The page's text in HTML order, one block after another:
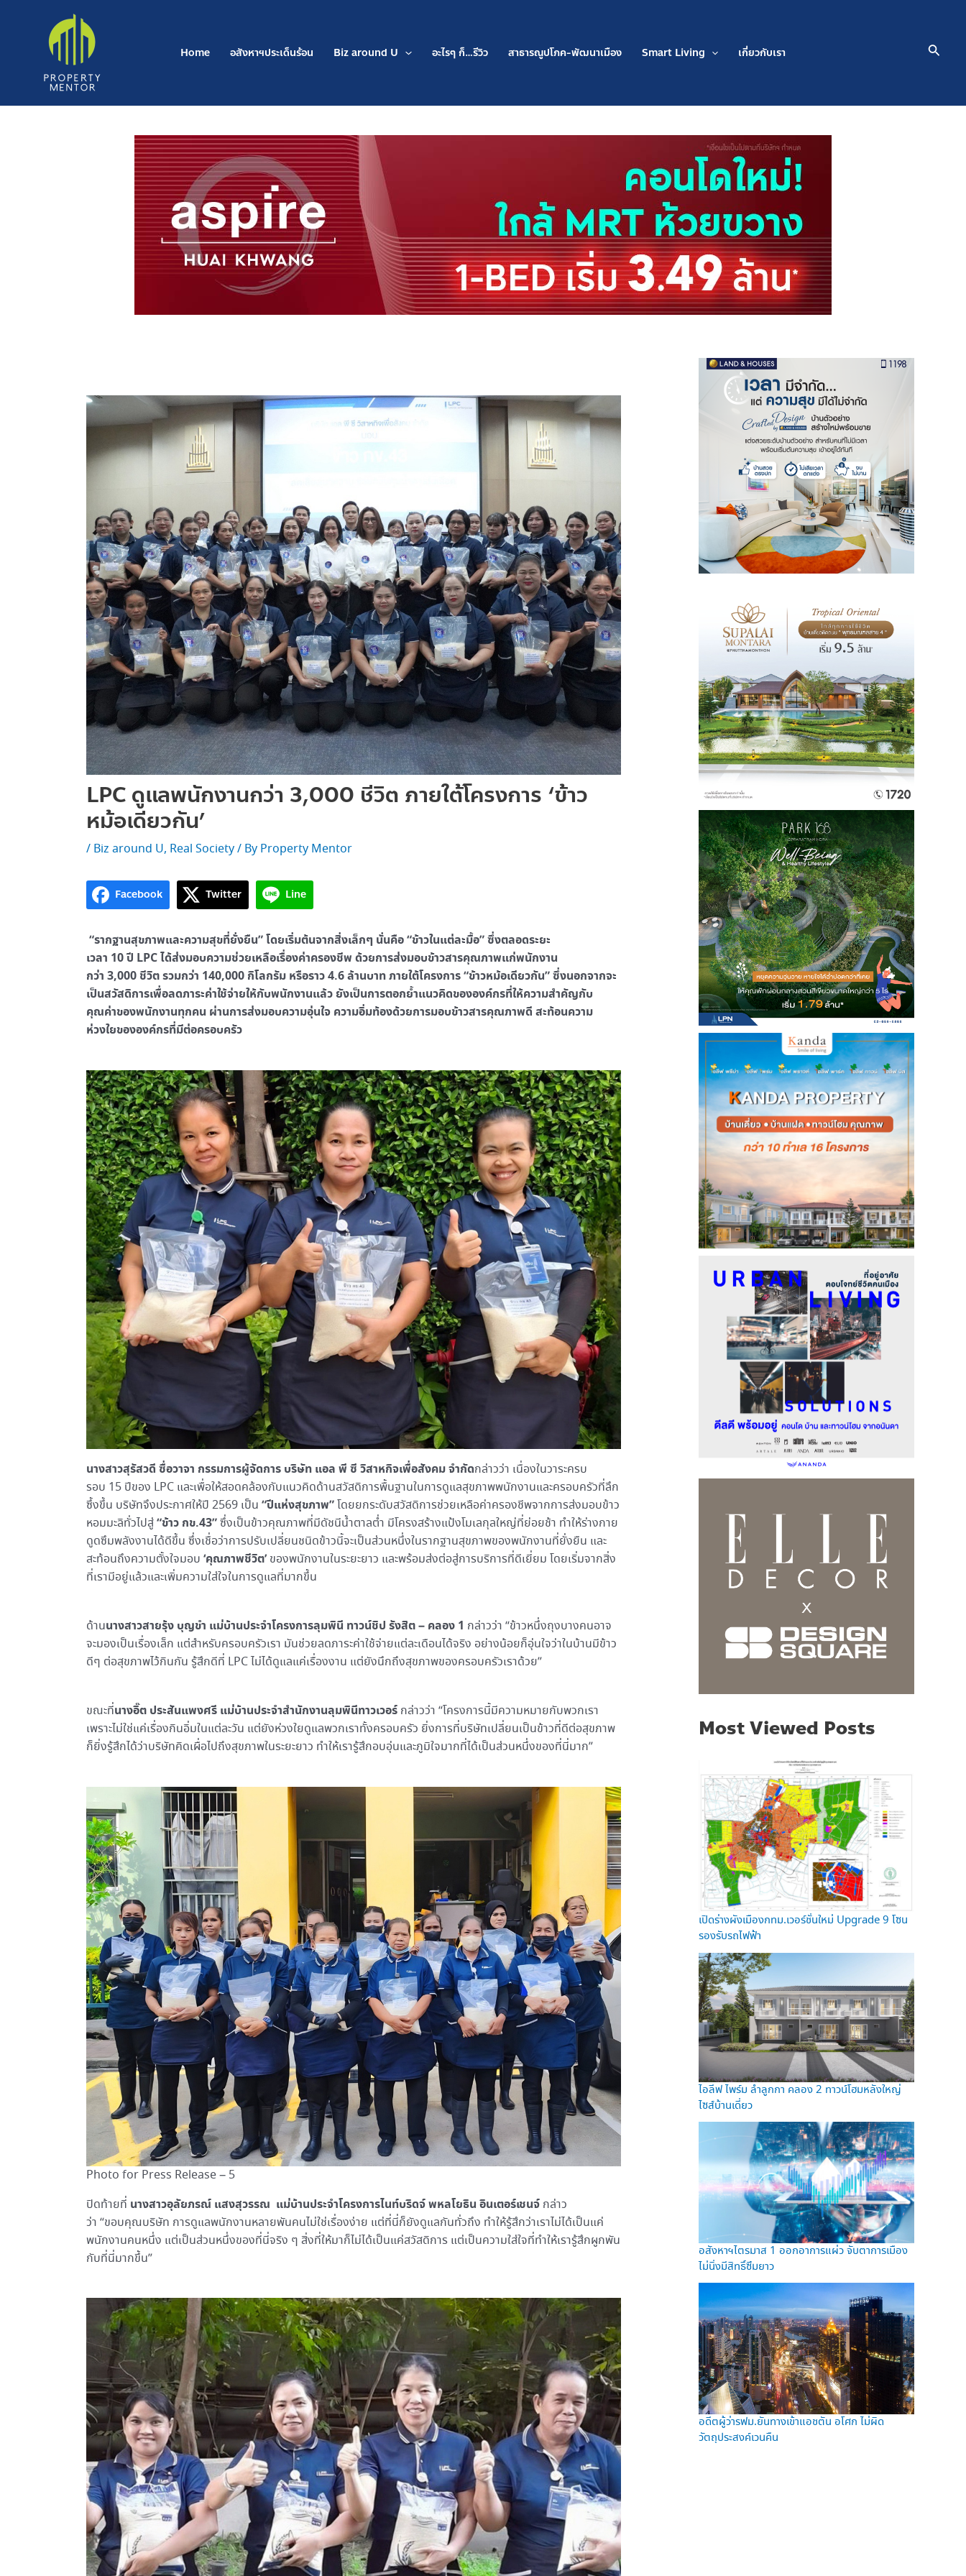
Home อสังหาฯประเด็นร้อน Biz around U อะไรๆ ก็…รีวิว สาธารณูปโภค-พัฒนาเมือง Smart Living เกี่ยวกับเรา
LPC ดูแลพนักงานกว่า 3,000 ชีวิต ภายใต้โครงการ ‘ข้าว
หม้อเดียวกัน’
/ Biz around U, Real Society/ By Property Mentor
Facebook Twitter Line
“รากฐานสุขภาพและความสุขที่ยั่งยืน” โดยเริ่มต้นจากสิ่งเล็กๆ นั่นคือ “ข้าวในแต่ละมื้อ” ซึ่งตลอดระยะ
เวลา 10 ปี LPC ได้ส่งมอบความช่วยเหลือเรื่องค่าครองชีพ ด้วยการส่งมอบข้าวสารคุณภาพแก่พนักงาน
กว่า 3,000 ชีวิต รวมกว่า 140,000 กิโลกรัม หรือราว 4.6 ล้านบาท ภายใต้โครงการ “ข้าวหม้อเดียวกัน” ซึ่งนอกจากจะ
เป็นสวัสดิการเพื่อลดภาระค่าใช้จ่ายให้กับพนักงานแล้ว ยังเป็นการตอกย้ำแนวคิดขององค์กรที่ให้ความสำคัญกับ
คุณค่าของพนักงานทุกคน ผ่านการส่งมอบความอุ่นใจ ความอิ่มท้องด้วยการมอบข้าวสารคุณภาพดี สะท้อนความ
ห่วงใยขององค์กรที่มีต่อครอบครัว
นางสาวสุรัสวดี ซื่อวาจา กรรมการผู้จัดการ บริษัท แอล พี ซี วิสาหกิจเพื่อสังคม จำกัดกล่าวว่า เนื่องในวาระครบ
รอบ 15 ปีของ LPC และเพื่อให้สอดคล้องกับแนวคิดด้านสวัสดิการพื้นฐานในการดูแลสุขภาพพนักงานและครอบครัวที่ลึก
ซึ้งขึ้น บริษัทจึงประกาศให้ปี 2569 เป็น “ปีแห่งสุขภาพ”โดยยกระดับสวัสดิการช่วยเหลือค่าครองชีพจากการส่งมอบข้าว
หอมมะลิทั่วไปสู่“ข้าว กข.43”ซึ่งเป็นข้าวคุณภาพที่มีดัชนีน้ำตาลต่ำ มีโครงสร้างแป้งโมเลกุลใหญ่ที่ย่อยช้า ทำให้ร่างกาย
ดูดซึมพลังงานได้ดีขึ้น ซึ่งเชื่อว่าการปรับเปลี่ยนชนิดข้าวนี้จะเป็นส่วนหนึ่งในรากฐานสุขภาพของพนักงานที่ยั่งยืน และ
สะท้อนถึงความตั้งใจมอบ ‘คุณภาพชีวิต’ ของพนักงานในระยะยาว และพร้อมส่งต่อสู่การบริการที่ดีเยี่ยม โดยเริ่มจากสิ่ง
ที่เรามีอยู่แล้วและเพิ่มความใส่ใจในการดูแลที่มากขึ้น
ด้านนางสาวสายรุ้ง บุญขำ แม่บ้านประจำโครงการลุมพินี ทาวน์ชิป รังสิต – คลอง 1 กล่าวว่า “ข้าวหนึ่งถุงบางคนอาจ
จะมองเป็นเรื่องเล็ก แต่สำหรับครอบครัวเรา มันช่วยลดภาระค่าใช้จ่ายแต่ละเดือนได้จริง อย่างน้อยก็อุ่นใจว่าในบ้านมีข้าว
ดีๆ ต่อสุขภาพไว้กินกัน รู้สึกดีที่ LPC ไม่ได้ดูแลแค่เรื่องงาน แต่ยังนึกถึงสุขภาพของครอบครัวเราด้วย”
ขณะที่นางอิ๊ต ประสันแพงศรี แม่บ้านประจำสำนักงานลุมพินีทาวเวอร์ กล่าวว่า “โครงการนี้มีความหมายกับพวกเรา
เพราะไม่ใช่แค่เรื่องกินอิ่มในแต่ละวัน แต่ยังห่วงใยดูแลพวกเราทั้งครอบครัว ยิ่งการที่บริษัทเปลี่ยนเป็นข้าวที่ดีต่อสุขภาพ
ก็ยิ่งรู้สึกได้ว่าบริษัทคิดเผื่อไปถึงสุขภาพในระยะยาว ทำให้เรารู้สึกอบอุ่นและภูมิใจมากที่ได้เป็นส่วนหนึ่งของที่นี่มาก”
Photo for Press Release – 5
ปิดท้ายที่ นางสาวอุลัยภรณ์ แสงสุวรรณ แม่บ้านประจำโครงการไนท์บริดจ์ พหลโยธิน อินเตอร์เชนจ์ กล่าว
ว่า “ขอบคุณบริษัท การดูแลพนักงานหลายพันคนไม่ใช่เรื่องง่าย แต่ที่นี่ก็ยังดูแลกันทั่วถึง ทำให้รู้สึกว่าเราไม่ได้เป็นแค่
พนักงานคนหนึ่ง แต่เป็นส่วนหนึ่งของที่นี่จริง ๆ สิ่งที่ให้มาก็ไม่ได้เป็นแค่สวัสดิการ แต่เป็นความใส่ใจที่ทำให้เรารู้สึกผูกพัน
กับที่นี่มากขึ้น”
navigation
Most Viewed Posts
เปิดร่างผังเมืองกทม.เวอร์ชั่นใหม่ Upgrade 9 โซน
รองรับรถไฟฟ้า
ไอลีฟ ไพร์ม ลำลูกกา คลอง 2 ทาวน์โฮมหลังใหญ่
ไซส์บ้านเดี่ยว
อสังหาฯไตรมาส 1 ออกอาการแผ่ว จับตาการเมือง
ไม่นิ่งมีสิทธิ์ซึมยาว
อดีตผู้ว่ารฟม.ยันทางเข้าแอชตัน อโศก ไม่ผิด
วัตถุประสงค์เวนคืน